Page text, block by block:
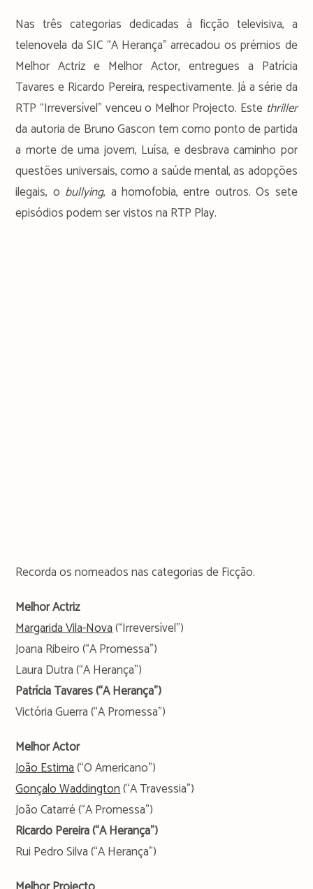
Nas três categorias dedicadas à ficção televisiva, a
telenovela da SIC “A Herança” arrecadou os prémios de
Melhor Actriz e Melhor Actor, entregues a Patrícia
Tavares e Ricardo Pereira, respectivamente. Já a série da
RTP “Irreversível” venceu o Melhor Projecto. Este thriller
da autoria de Bruno Gascon tem como ponto de partida
a morte de uma jovem, Luísa, e desbrava caminho por
questões universais, como a saúde mental, as adopções
ilegais, o bullying, a homofobia, entre outros. Os sete
episódios podem ser vistos na RTP Play.
Recorda os nomeados nas categorias de Ficção.
Melhor Actriz
Margarida Vila-Nova(“Irreversível”)
Joana Ribeiro (“A Promessa”)
Laura Dutra (“A Herança”)
Patrícia Tavares (“A Herança”)
Victória Guerra (“A Promessa”)
Melhor Actor
João Estima(“O Americano”)
Gonçalo Waddington(“A Travessia”)
João Catarré (“A Promessa”)
Ricardo Pereira (“A Herança”)
Rui Pedro Silva (“A Herança”)